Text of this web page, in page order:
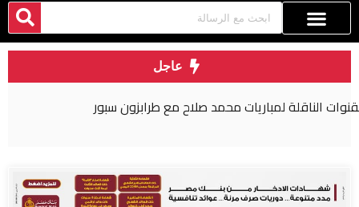
عاجل
الأهلي يستكمل مفاوضات تمديد عقود رباعي الفريق